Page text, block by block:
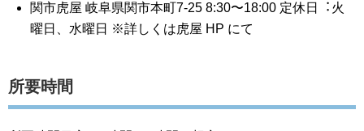
関市⻁屋 岐⾩県関市本町7-25 8:30〜18:00 定休⽇︓⽕
曜⽇、⽔曜⽇ ※詳しくは⻁屋 HP にて
所要時間